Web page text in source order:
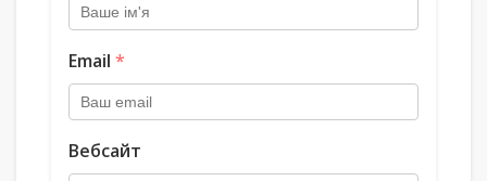
Email *
Вебсайт